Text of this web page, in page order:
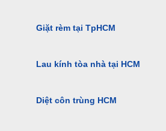
Giặt rèm tại TpHCM
Lau kính tòa nhà tại HCM
Diệt côn trùng HCM